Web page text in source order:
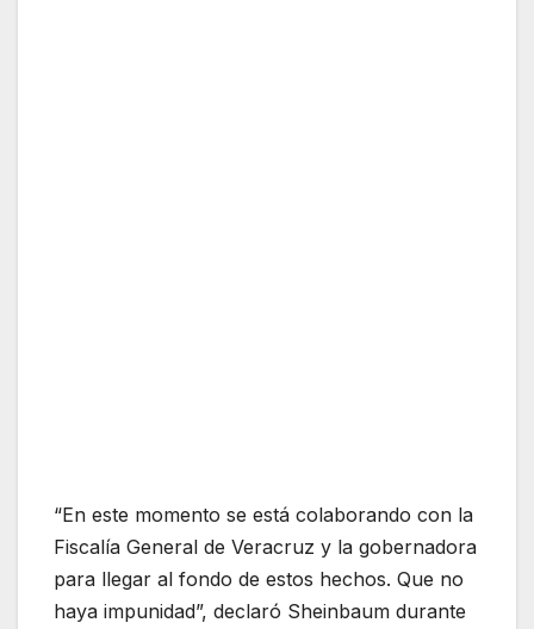
“En este momento se está colaborando con la
Fiscalía General de Veracruz y la gobernadora
para llegar al fondo de estos hechos. Que no
haya impunidad”, declaró Sheinbaum durante